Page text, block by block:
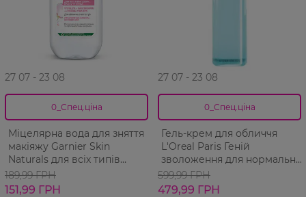
27 07 - 23 08
0_Спец.ціна
Міцелярна вода для зняття
макіяжу Garnier Skin
Naturals для всіх типів
шкіри, навіть для чутливоі ​​
шкіри 400 мл
189,99 ГРН
151,99 ГРН
27 07 - 23 08
0_Спец.ціна
Гель-крем для обличчя
L'Oreal Paris Геній
зволоження для нормальної
та комбінованої шкіри
обличчя 70 мл
599,99 ГРН
479,99 ГРН